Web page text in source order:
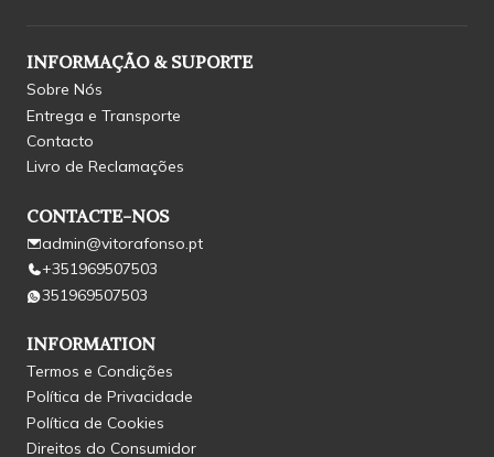
INFORMAÇÃO & SUPORTE
Sobre Nós
Entrega e Transporte
Contacto
Livro de Reclamações
CONTACTE-NOS
admin@vitorafonso.pt
+351969507503
351969507503
INFORMATION
Termos e Condições
Política de Privacidade
Política de Cookies
Direitos do Consumidor